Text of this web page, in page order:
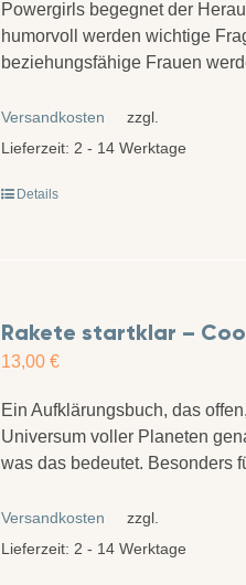
Powergirls begegnet der
humorvoll werden wichtige
beziehungsfähige Frauen
zzgl.
Versandkosten
Lieferzeit: 2 - 14 Werktage
Details
Rakete startklar –
13,00 €
Ein Aufklärungsbuch, das
Universum voller Planeten
was das bedeutet. Besonders
zzgl.
Versandkosten
Lieferzeit: 2 - 14 Werktage